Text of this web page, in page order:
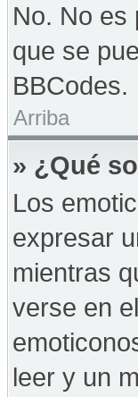
No. No es
que se
BBCodes.
Arriba
» ¿Qué
Los
expresar
mientras
verse en
leer y un